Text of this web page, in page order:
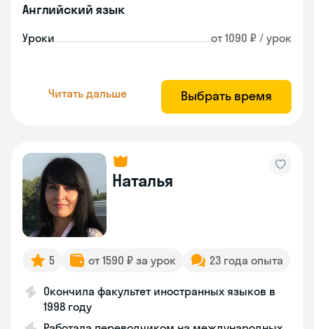
Английский язык
Уроки от 1090 ₽ / урок
Читать дальше Выбрать время
Наталья
5 от 1590 ₽ за урок 23 года опыта
Окончила факультет иностранных языков в
1998 году